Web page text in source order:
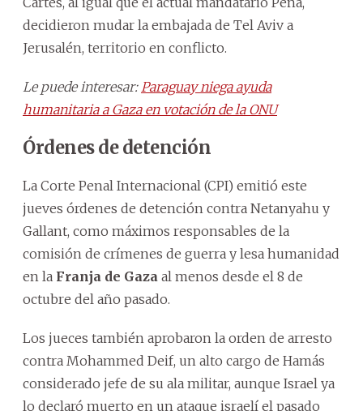
decidieron mudar la embajada de Tel Aviv a
Jerusalén, territorio en conflicto.
Le puede interesar: Paraguay niega ayuda
humanitaria a Gaza en votación de la ONU
Órdenes de detención
La Corte Penal Internacional (CPI) emitió este
jueves órdenes de detención contra Netanyahu y
Gallant, como máximos responsables de la
comisión de crímenes de guerra y lesa humanidad
en la Franja de Gaza al menos desde el 8 de
octubre del año pasado.
Los jueces también aprobaron la orden de arresto
contra Mohammed Deif, un alto cargo de Hamás
considerado jefe de su ala militar, aunque Israel ya
lo declaró muerto en un ataque israelí el pasado